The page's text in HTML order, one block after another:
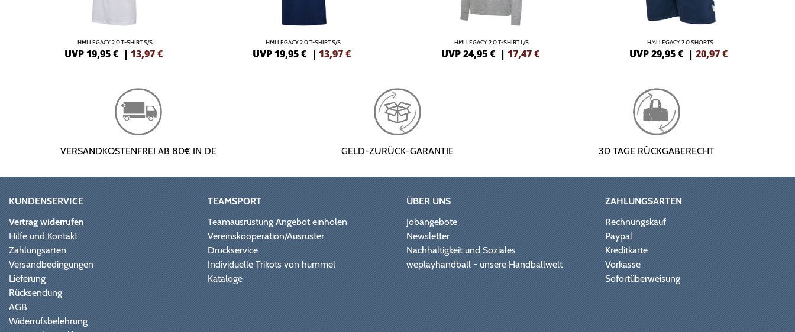
HMLLEGACY 2.0 T-SHIRT S/S
UVP 19,95 € | 13,97€
HMLLEGACY 2.0 T-SHIRT S/S
UVP 19,95 € |13,97€
HMLLEGACY 2.0 T-SHIRT L/S
UVP 24,95 € | 17,47€
HMLLEGACY 2.0 SHORTS
UVP 29,95 € |20,97€
VERSANDKOSTENFREI AB 80€ IN DE GELD-ZURÜCK-GARANTIE 30 TAGE RÜCKGABERECHT
KUNDENSERVICE
Vertrag widerrufen
Hilfe und Kontakt
Zahlungsarten
Versandbedingungen
Lieferung
Rücksendung
AGB
Widerrufsbelehrung
TEAMSPORT
Teamausrüstung Angebot einholen
Vereinskooperation/Ausrüster
Druckservice
Individuelle Trikots von hummel
Kataloge
ÜBER UNS
Jobangebote
Newsletter
Nachhaltigkeit und Soziales
weplayhandball - unsere Handballwelt
ZAHLUNGSARTEN
Rechnungskauf
Paypal
Kreditkarte
Vorkasse
Sofortüberweisung